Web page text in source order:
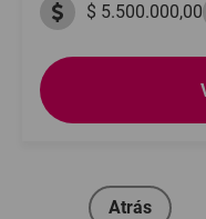
$ 5.500.000,00
Atrás